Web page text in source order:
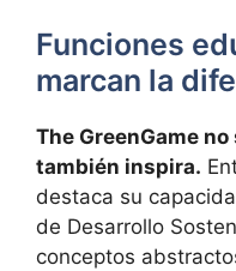
Funciones
marcan la
The GreenGame
también inspira.
destaca su
de Desarrollo
conceptos